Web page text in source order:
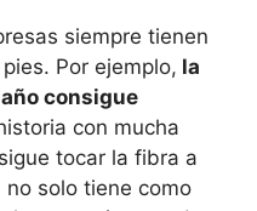
siempre tienen
pies. Por ejemplo, la
consigue
con mucha
tocar la fibra a
no solo tiene como